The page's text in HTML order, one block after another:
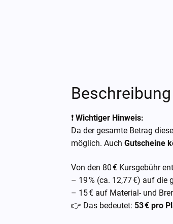
Beschreibung
❗Wichtiger Hinweis:
Da der gesamte Betrag
möglich. AuchGutscheine
Von den 80 € Kursgebühr
– 19 % (ca. 12,77 €) auf die
– 15 € auf Material- und
👉 Das bedeutet: 53 € pro